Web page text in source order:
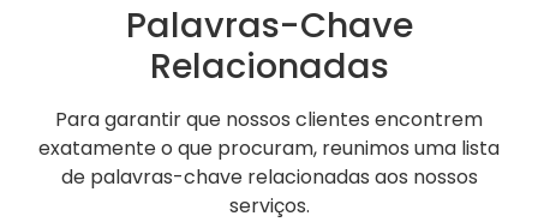
Palavras-Chave
Relacionadas
Para garantir que nossos clientes encontrem
exatamente o que procuram, reunimos uma lista
de palavras-chave relacionadas aos nossos
serviços.